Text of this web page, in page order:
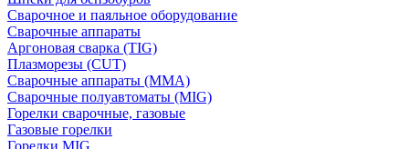
Сварочное и паяльное оборудование
Сварочные аппараты
Аргоновая сварка (TIG)
Плазморезы (CUT)
Сварочные аппараты (MMA)
Сварочные полуавтоматы (MIG)
Горелки сварочные, газовые
Газовые горелки
Горелки MIG